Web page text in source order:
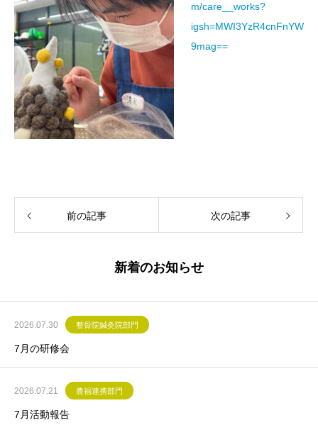
m/care__works?
igsh=MWI3YzR4cnFnYW
9mag==
前の記事 次の記事
新着のお知らせ
2026.07.30 整骨院鍼灸院部門
7月の研修会
2026.07.21 農福連携部門
7月活動報告